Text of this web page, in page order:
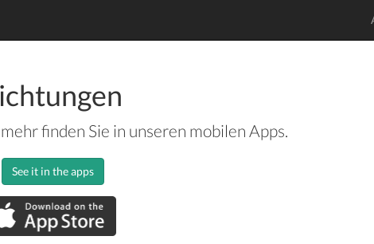
finden Sie in unseren mobilen Apps.
See it in the apps